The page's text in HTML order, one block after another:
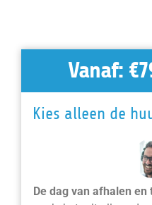
Vanaf: €
Kies alleen de
De dag van afhalen